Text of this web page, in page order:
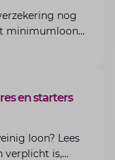
nog
minimumloon
en starters
loon? Lees
verplicht is,